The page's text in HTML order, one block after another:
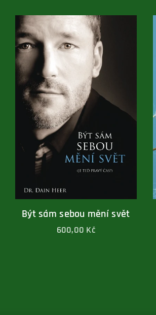
Být sám sebou mění svět
600,00 Kč